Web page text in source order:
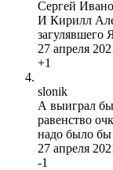
Сергей
И Кирилл
загулявшего
27 апреля
+1
slonik
А выиграл
равенство
надо было бы
27 апреля
-1